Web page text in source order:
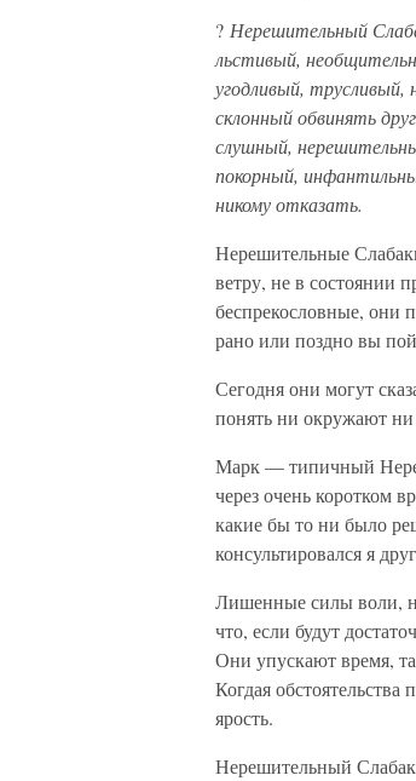
? Нерешительный
льстивый,
угодливый, трусливый,
склонный обвинять
слушный,
покорный,
никому отказать.
Нерешительные
ветру, не в состоянии
беспрекословные, они
рано или поздно вы
Сегодня они могут
понять ни окружают ни
Марк — типичный
через очень коротком
какие бы то ни было
консультировался я
Лишенные силы воли,
что, если будут
Они упускают время,
Когдая
Нерешительный Слабак